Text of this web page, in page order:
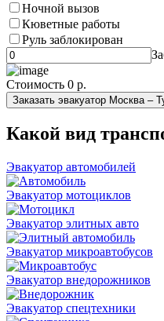
Ночной вызов
Кюветные работы
Руль заблокирован
Стоимость 0 р.
Заказать эвакуатор Москва –
Какой вид
Эвакуатор автомобилей
Эвакуатор мотоциклов
Эвакуатор элитных авто
Эвакуатор микроавтобусов
Эвакуатор внедорожников
Эвакуатор спецтехники